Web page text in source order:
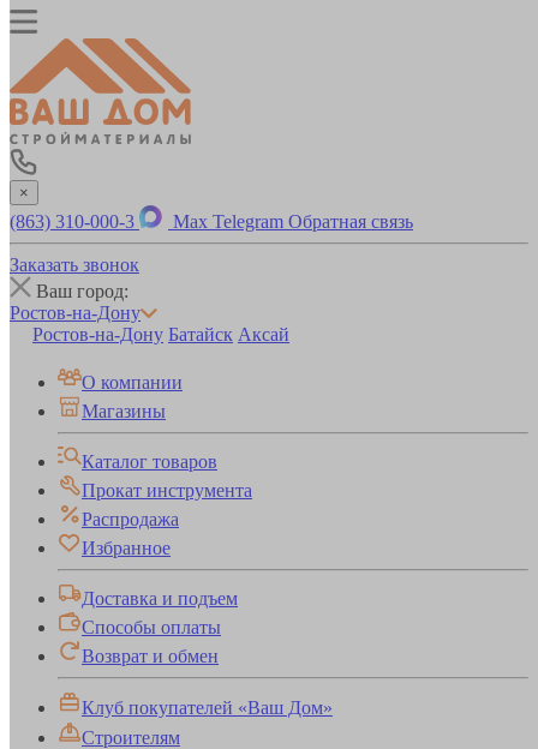
×
(863) 310-000-3 Max Telegram Обратная связь
Заказать звонок
Ваш город:
Ростов-на-Дону
Ростов-на-Дону Батайск Аксай
О компании
Магазины
Каталог товаров
Прокат инструмента
Распродажа
Избранное
Доставка и подъем
Способы оплаты
Возврат и обмен
Клуб покупателей «Ваш Дом»
Строителям